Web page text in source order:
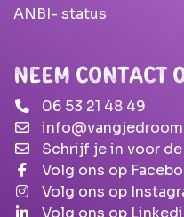
ANBI- status
Neem contact
06 53 21 48 49
Schrijf je in voor
Volg ons op
Volg ons op
Volg ons op